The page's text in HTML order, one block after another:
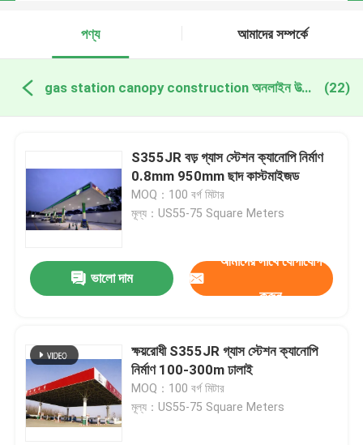
পণ্য আমাদের সম্পর্কে
gas station canopy construction অনলাইন উত্পাদন (22)
S355JR বড় গ্যাস স্টেশন ক্যানোপি নির্মাণ
0.8mm 950mm ছাদ কাস্টমাইজড
MOQ：100 বর্গ মিটার
মূল্য：US55-75 Square Meters
ভালো দাম
আমাদের সাথে যোগাযোগ
করুন
ক্ষয়রোধী S355JR গ্যাস স্টেশন ক্যানোপি
নির্মাণ 100-300m ঢালাই
MOQ：100 বর্গ মিটার
মূল্য：US55-75 Square Meters